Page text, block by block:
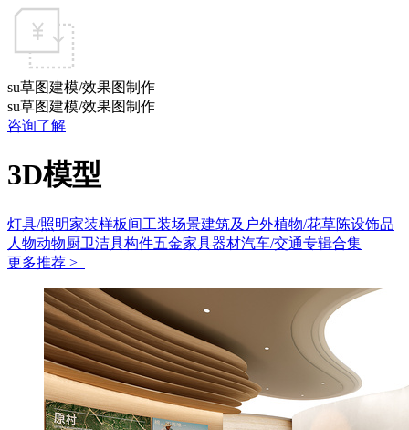
su草图建模/效果图制作
su草图建模/效果图制作
咨询了解
3D模型
灯具/照明家装样板间工装场景建筑及户外植物/花草陈设饰品
人物动物厨卫洁具构件五金家具器材汽车/交通专辑合集
更多推荐 >